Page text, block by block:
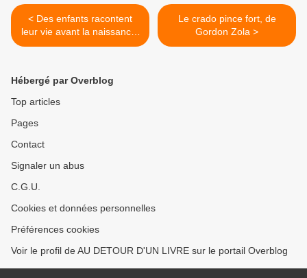
< Des enfants racontent
leur vie avant la naissance,
de Dr Wayne W. Dyer, Dee
Le crado pince fort, de
Gordon Zola >
Hébergé par Overblog
Top articles
Pages
Contact
Signaler un abus
C.G.U.
Cookies et données personnelles
Préférences cookies
Voir le profil de AU DETOUR D'UN LIVRE sur le portail Overblog